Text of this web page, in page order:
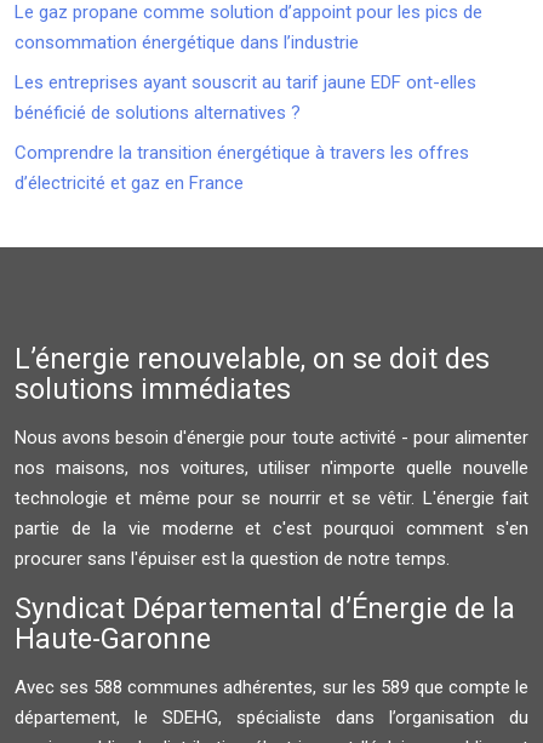
Le gaz propane comme solution d’appoint pour les pics de
consommation énergétique dans l’industrie
Les entreprises ayant souscrit au tarif jaune EDF ont-elles
bénéficié de solutions alternatives ?
Comprendre la transition énergétique à travers les offres
d’électricité et gaz en France
L’énergie renouvelable, on se doit des
solutions immédiates
Nous avons besoin d'énergie pour toute activité - pour alimenter
nos maisons, nos voitures, utiliser n'importe quelle nouvelle
technologie et même pour se nourrir et se vêtir. L'énergie fait
partie de la vie moderne et c'est pourquoi comment s'en
procurer sans l'épuiser est la question de notre temps.
Syndicat Départemental d’Énergie de la
Haute-Garonne
Avec ses 588 communes adhérentes, sur les 589 que compte le
département, le SDEHG, spécialiste dans l’organisation du